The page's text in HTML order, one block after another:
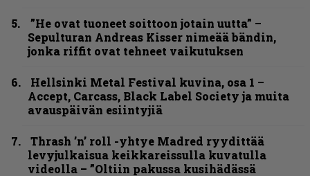
”He ovat tuoneet soittoon jotain uutta” –
Sepulturan Andreas Kisser nimeää bändin,
jonka riffit ovat tehneet vaikutuksen
Hellsinki Metal Festival kuvina, osa 1 –
Accept, Carcass, Black Label Society ja muita
avauspäivän esiintyjiä
Thrash ’n’ roll -yhtye Madred ryydittää
levyjulkaisua keikkareissulla kuvatulla
videolla – ”Oltiin pakussa kusihädässä